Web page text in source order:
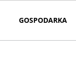
GOSPODARKA